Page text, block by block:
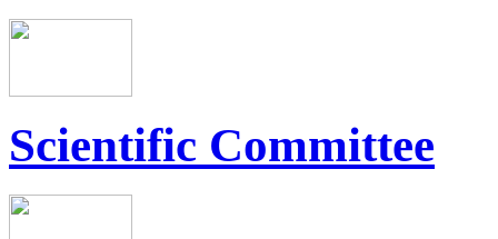
Scientific Committee